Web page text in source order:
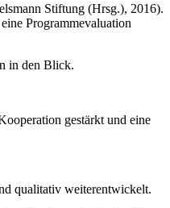
Stiftung (Hrsg.), 2016).
Programmevaluation
in den Blick.
gestärkt und eine
qualitativ weiterentwickelt.